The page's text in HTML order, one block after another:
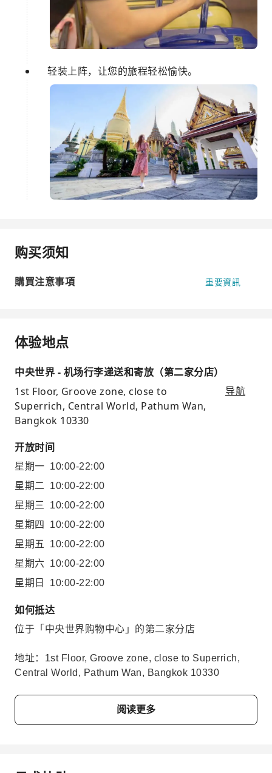
轻装上阵，让您的旅程轻松愉快。
购买须知
購買注意事項 重要資訊
体验地点
中央世界 - 机场行李递送和寄放（第二家分店）
1st Floor, Groove zone, close to
Superrich, Central World, Pathum Wan,
Bangkok 10330
导航
开放时间
星期一 10:00-22:00
星期二
10:00-22:00
星期三
10:00-22:00
星期四
10:00-22:00
星期五
10:00-22:00
星期六 10:00-22:00
星期日
10:00-22:00
如何抵达
位于「中央世界购物中心」的第二家分店
地址：1st Floor, Groove zone, close to Superrich,
Central World, Pathum Wan, Bangkok 10330
阅读更多